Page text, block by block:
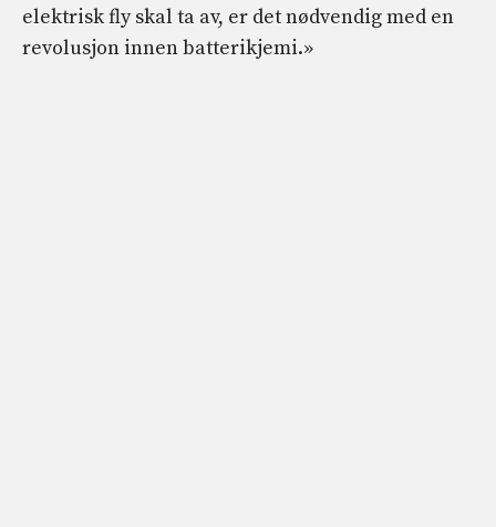
elektrisk fly skal ta av, er det nødvendig med en
revolusjon innen batterikjemi.»